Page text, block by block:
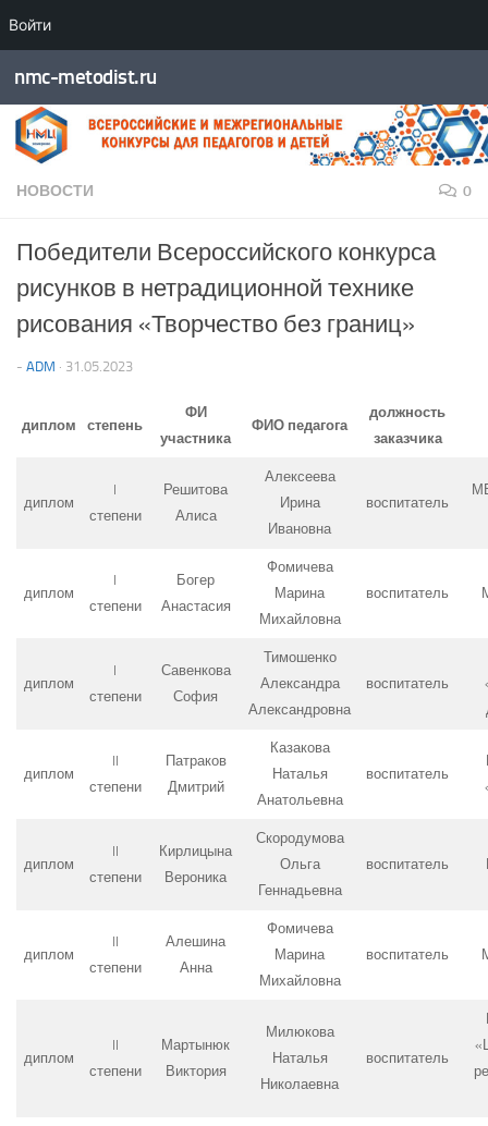
ВойтиПерейти к содержимому
nmc-metodist.ru
НОВОСТИ 0
Победители Всероссийского конкурса
рисунков в нетрадиционной технике
рисования «Творчество без границ»
- ADM · 31.05.2023
диплом степень
ФИ
участника
ФИО педагога
должность
заказчика
диплом
I
степени
Решитова
Алиса
Алексеева
Ирина
Ивановна
воспитатель
диплом
I
степени
Богер
Анастасия
Фомичева
Марина
Михайловна
воспитатель
диплом
I
степени
Савенкова
София
Тимошенко
Александра
Александровна
воспитатель
диплом
II
степени
Патраков
Дмитрий
Казакова
Наталья
Анатольевна
воспитатель
диплом
II
степени
Кирлицына
Вероника
Скородумова
Ольга
Геннадьевна
воспитатель
диплом
II
степени
Алешина
Анна
Фомичева
Марина
Михайловна
воспитатель
диплом
II
степени
Мартынюк
Виктория
Милюкова
Наталья
Николаевна
воспитатель